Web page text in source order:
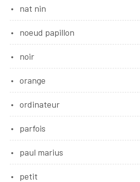
nat nin
noeud papillon
noir
orange
ordinateur
parfois
paul marius
petit